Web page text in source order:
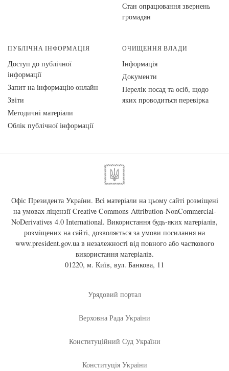
Стан опрацювання звернень
громадян
ПУБЛІЧНА ІНФОРМАЦІЯ
Доступ до публічної
інформації
Запит на інформацію онлайн
Звіти
Методичні матеріали
Облік публічної інформації
ОЧИЩЕННЯ ВЛАДИ
Інформація
Документи
Перелік посад та осіб, щодо
яких проводиться перевірка
Офіс Президента України. Всі матеріали на цьому сайті розміщені
на умовах ліцензії Creative Commons Attribution-NonCommercial-
NoDerivatives 4.0 International. Використання будь-яких матеріалів,
розміщених на сайті, дозволяється за умови посилання на
www.president.gov.uaв незалежності від повного або часткового
використання матеріалів.
01220, м. Київ, вул. Банкова, 11
Урядовий портал
Верховна Рада України
Конституційний Суд України
Конституція України